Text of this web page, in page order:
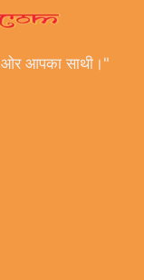
ओर आपका साथी।"